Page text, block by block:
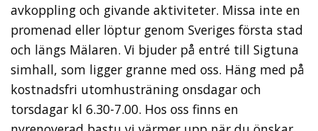
avkoppling och givande aktiviteter. Missa inte en
promenad eller löptur genom Sveriges första stad
och längs Mälaren. Vi bjuder på entré till Sigtuna
simhall, som ligger granne med oss. Häng med på
kostnadsfri utomhusträning onsdagar och
torsdagar kl 6.30-7.00. Hos oss finns en